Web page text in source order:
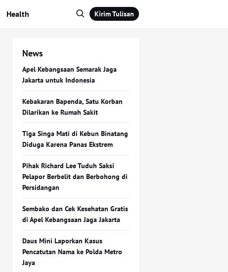
Health Kirim Tulisan
News
Apel Kebangsaan Semarak Jaga
Jakarta untuk Indonesia
Kebakaran Bapenda, Satu Korban
Dilarikan ke Rumah Sakit
Tiga Singa Mati di Kebun Binatang
Diduga Karena Panas Ekstrem
Pihak Richard Lee Tuduh Saksi
Pelapor Berbelit dan Berbohong di
Persidangan
Sembako dan Cek Kesehatan Gratis
di Apel Kebangsaan Jaga Jakarta
Daus Mini Laporkan Kasus
Pencatutan Nama ke Polda Metro
Jaya